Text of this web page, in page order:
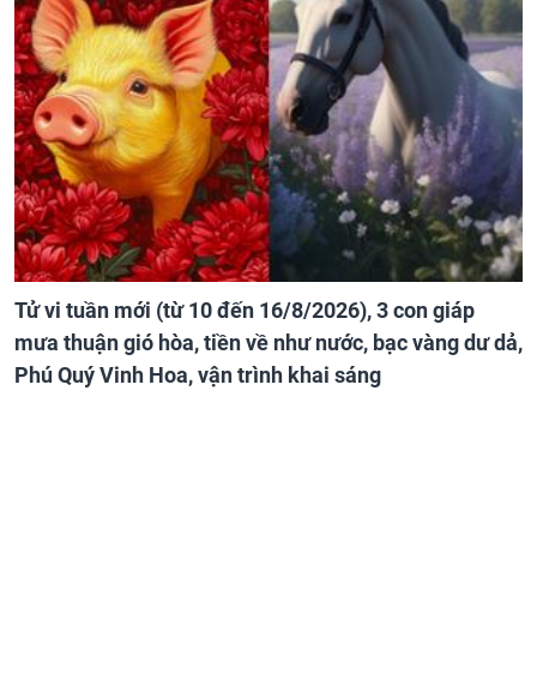
Tử vi tuần mới (từ 10 đến 16/8/2026), 3 con giáp
mưa thuận gió hòa, tiền về như nước, bạc vàng dư dả,
Phú Quý Vinh Hoa, vận trình khai sáng